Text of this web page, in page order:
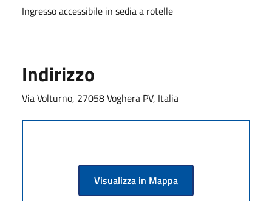
Ingresso accessibile in sedia a rotelle
Indirizzo
Via Volturno, 27058 Voghera PV, Italia
Visualizza in Mappa